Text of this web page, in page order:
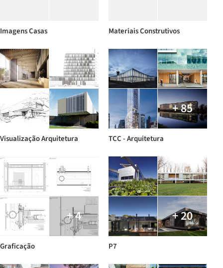
Imagens Casas Materiais Construtivos
Visualização Arquitetura
+ 85
TCC - Arquitetura
+ 4
Graficação
+ 20
P7